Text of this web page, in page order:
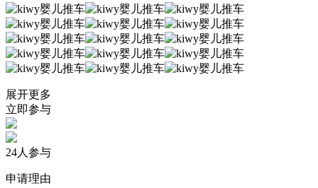
展开更多
立即参与
24人参与
申请理由